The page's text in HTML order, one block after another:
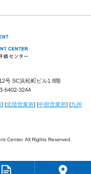
号 SC浜松町ビル1 8階
6402-3244
] [北陸営業所] [中部営業所] [九州
Center. All Rights Reserved.